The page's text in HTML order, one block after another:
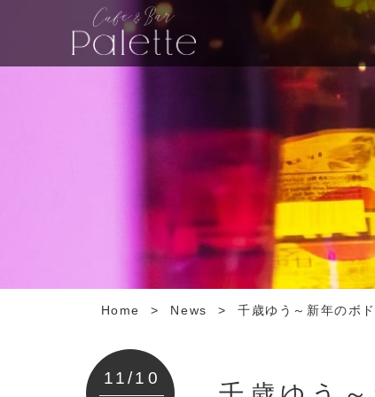
Home > News > 千歳ゆう～新年のボ
11/10